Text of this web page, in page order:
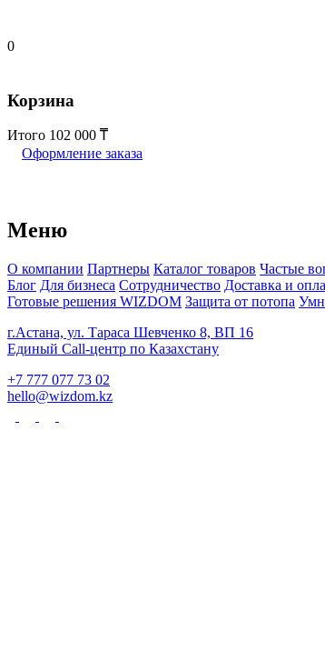
0
Корзина
Итого 102 000
Оформление заказа
Меню
О компании Партнеры Каталог товаров Частые
Блог Для бизнеса Сотрудничество Доставка и
Готовые решения WIZDOM Защита от потопа
г.Астана, ул. Тараса Шевченко 8, ВП 16
Единый Call-центр по Казахстану
+7 777 077 73 02
hello@wizdom.kz